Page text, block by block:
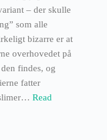
– der skulle
som alle
bizarre er at
overhovedet på
findes, og
fatter
… Read